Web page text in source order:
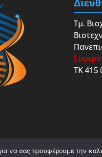
Τμ.
ΤΚ 415
να σας προσφέρουμε την